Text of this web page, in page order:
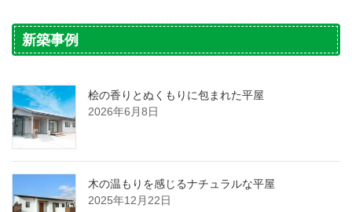
新築事例
桧の香りとぬくもりに包まれた平屋
2026年6月8日
木の温もりを感じるナチュラルな平屋
2025年12月22日